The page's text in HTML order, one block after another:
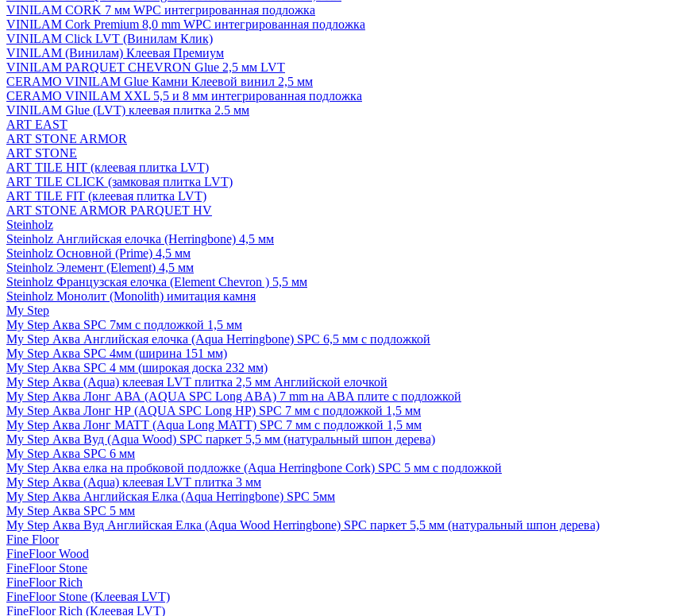
VINILAM CORK 7 мм WPC интегрированная подложка
VINILAM Cork Premium 8,0 mm WPC интегрированная подложка
VINILAM Click LVT (Винилам Клик)
VINILAM (Винилам) Клеевая Премиум
VINILAM PARQUET CHEVRON Glue 2,5 мм LVT
CERAMO VINILAM Glue Камни Клеевой винил 2,5 мм
CERAMO VINILAM XXL 5,5 и 8 мм интегрированная подложка
VINILAM Glue (LVT) клеевая плитка 2.5 мм
ART EAST
ART STONE ARMOR
ART STONE
ART TILE HIT (клеевая плитка LVT)
ART TILE CLICK (замковая плитка LVT)
ART TILE FIT (клеевая плитка LVT)
ART STONE ARMOR PARQUET HV
Steinholz
Steinholz Английская елочка (Herringbone) 4,5 мм
Steinholz Основной (Prime) 4,5 мм
Steinholz Элемент (Element) 4,5 мм
Steinholz Французская елочка (Element Chevron ) 5,5 мм
Steinholz Монолит (Monolith) имитация камня
My Step
My Step Аква SPC 7мм c подложкой 1,5 мм
My Step Аква Английская елочка (Aqua Herringbone) SPC 6,5 мм с подложкой
My Step Аква SPC 4мм (ширина 151 мм)
My Step Аква SPC 4 мм (широкая доска 232 мм)
My Step Аква (Aqua) клеевая LVT плитка 2,5 мм Английской елочкой
My Step Аква Лонг АВА (AQUA SPC Long ABA) 7 mm на ABA плите с подложкой
My Step Аква Лонг НР (AQUA SPC Long HP) SPC 7 мм с подложкой 1,5 мм
My Step Аква Лонг MATT (Aqua Long MATT) SPC 7 мм с подложкой 1,5 мм
My Step Аква Вуд (Aqua Wood) SPC паркет 5,5 мм (натуральный шпон дерева)
My Step Аква SPC 6 мм
My Step Аква елка на пробковой подложке (Aqua Herringbone Cork) SPC 5 мм с подложкой
My Step Аква (Aqua) клеевая LVT плитка 3 мм
My Step Аква Английская Елка (Aqua Herringbone) SPC 5мм
My Step Аква SPC 5 мм
My Step Аква Вуд Английская Елка (Aqua Wood Herringbone) SPC паркет 5,5 мм (натуральный шпон дерева)
Fine Floor
FineFloor Wood
FineFloor Stone
FineFloor Rich
FineFloor Stone (Клеевая LVT)
FineFloor Rich (Клеевая LVT)